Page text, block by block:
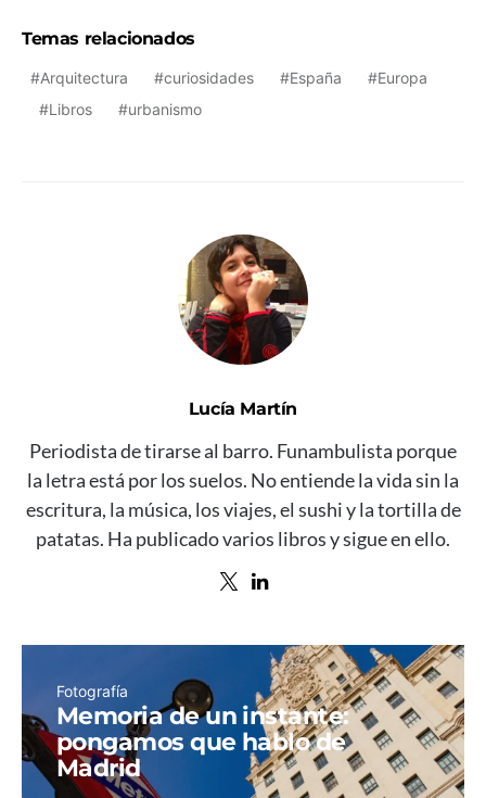
Temas relacionados
Arquitectura curiosidades España
Europa
Libros
urbanismo
Lucía Martín
Periodista de tirarse al barro. Funambulista porque
la letra está por los suelos. No entiende la vida sin la
escritura, la música, los viajes, el sushi y la tortilla de
patatas. Ha publicado varios libros y sigue en ello.
Fotografía
Memoria de un instante:
pongamos que hablo de
Madrid